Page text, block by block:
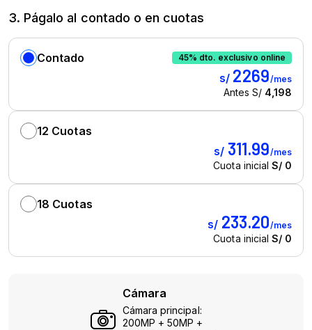
3. Págalo al contado o en cuotas
Cámara
Cámara principal:
200MP + 50MP +